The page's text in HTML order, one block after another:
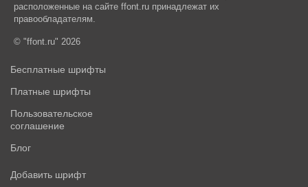
расположенные на сайте ffont.ru принадлежат их
правообладателям.
© "ffont.ru" 2026
Бесплатные шрифты
Платные шрифты
Пользовательское
соглашение
Блог
Добавить шрифт